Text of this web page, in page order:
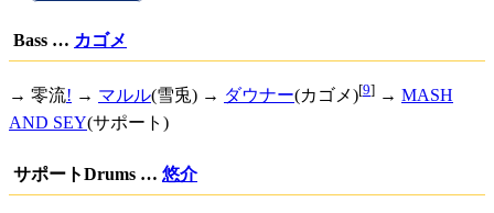
Bass … カゴメ
→ 零流! → マルル(雪兎) → ダウナー(カゴメ)[9] → MASH
AND SEY(サポート)
サポートDrums … 悠介